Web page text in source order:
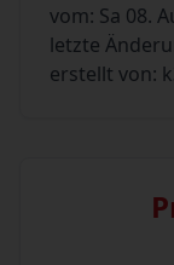
vom: Sa 08.
letzte
erstellt von: